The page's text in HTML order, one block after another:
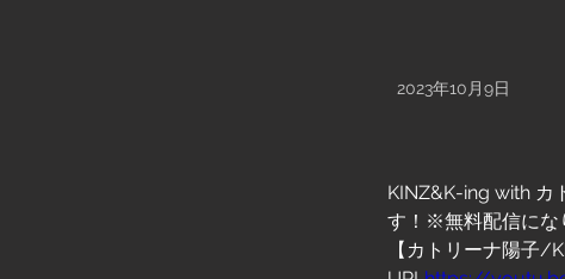
2023年10月9日
KINZ&K-ing with カ
す！※無料配信にな
【カトリーナ陽子/